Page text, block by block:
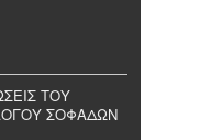
ΤΟΥ
ΣΟΦΑΔΩΝ